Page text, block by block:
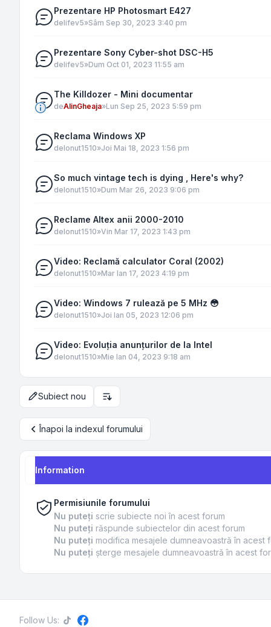
Prezentare HP Photosmart E427
delifev5»Sâm Sep 30, 2023 3:40 pm
Prezentare Sony Cyber-shot DSC-H5
delifev5»Dum Oct 01, 2023 11:55 am
The Killdozer - Mini documentar
deAlinGheaja»Lun Sep 25, 2023 5:59 pm
Reclama Windows XP
deIonut1510»Joi Mai 18, 2023 1:56 pm
So much vintage tech is dying , Here's why?
deIonut1510»Dum Mar 26, 2023 9:06 pm
Reclame Altex anii 2000-2010
deIonut1510»Vin Mar 17, 2023 1:43 pm
Video: Reclamă calculator Coral (2002)
deIonut1510»Mar Ian 17, 2023 4:19 pm
Video: Windows 7 rulează pe 5 MHz 😳
deIonut1510»Joi Ian 05, 2023 12:06 pm
Video: Evoluția anunțurilor de la Intel
deIonut1510»Mie Ian 04, 2023 9:18 am
Subiect nou Opțiuni de sortare și afișare
Înapoi la indexul forumului
Information
Permisiunile forumului
Nu puteţi scrie subiecte noi în acest forum
Nu puteţi răspunde subiectelor din acest forum
Nu puteţi modifica mesajele dumneavoastră în acest
Nu puteţi şterge mesajele dumneavoastră în acest
Follow Us: